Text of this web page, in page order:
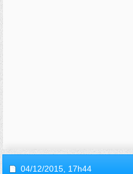
04/12/2015, 17h44